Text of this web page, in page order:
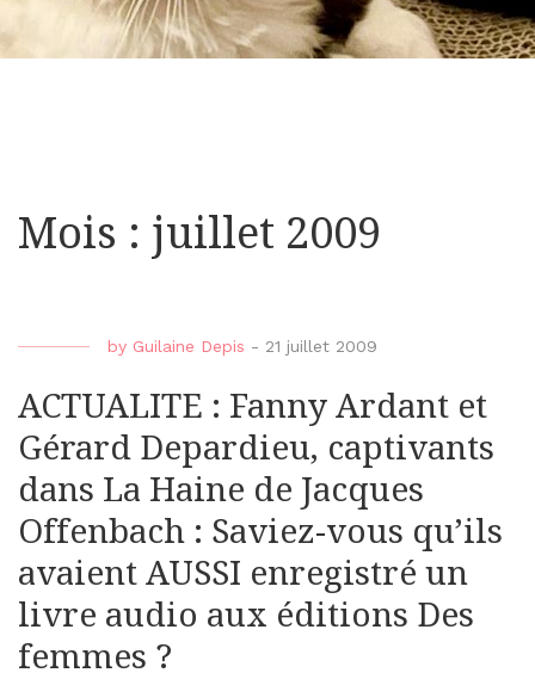
Mois : juillet 2009
by Guilaine Depis - 21 juillet 2009
ACTUALITE : Fanny Ardant et
Gérard Depardieu, captivants
dans La Haine de Jacques
Offenbach : Saviez-vous qu’ils
avaient AUSSI enregistré un
livre audio aux éditions Des
femmes ?